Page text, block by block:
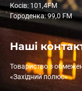
Косів: 101,4FM
Городенка: 99,0 FM
Наші
Товариство з
«Західний полюс»